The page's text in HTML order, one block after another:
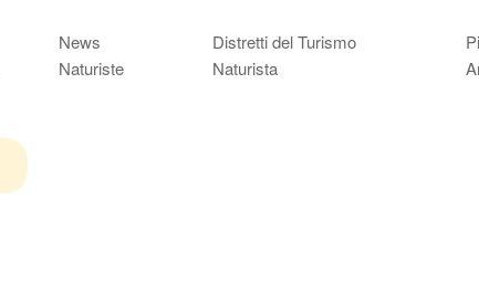
News
Naturiste
Distretti del Turismo
Naturista